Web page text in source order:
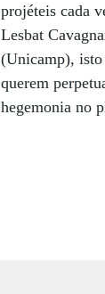
projéteis cada
Lesbat
(Unicamp), isto
querem
hegemonia no